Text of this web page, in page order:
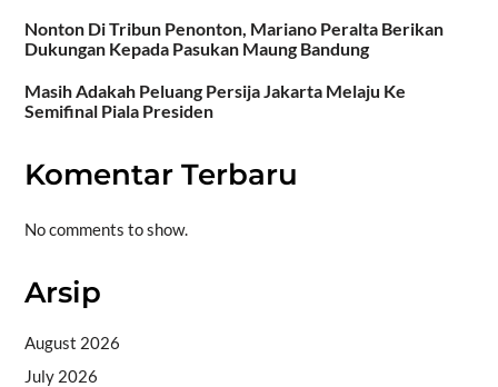
Nonton Di Tribun Penonton, Mariano Peralta Berikan
Dukungan Kepada Pasukan Maung Bandung
Masih Adakah Peluang Persija Jakarta Melaju Ke
Semifinal Piala Presiden
Komentar Terbaru
No comments to show.
Arsip
August 2026
July 2026